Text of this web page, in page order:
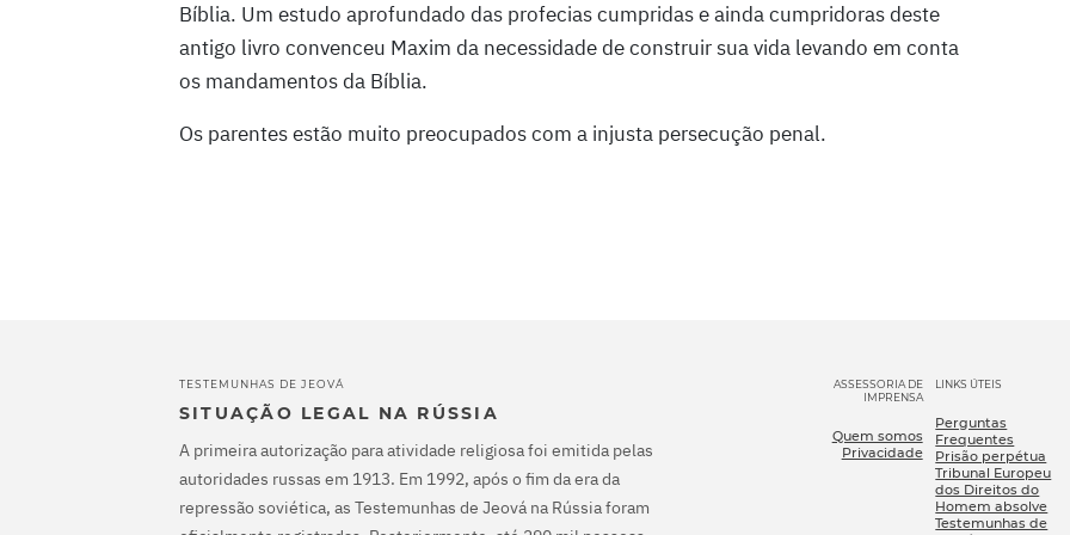
Bíblia. Um estudo aprofundado das profecias cumpridas e ainda cumpridoras deste
antigo livro convenceu Maxim da necessidade de construir sua vida levando em conta
os mandamentos da Bíblia.
Os parentes estão muito preocupados com a injusta persecução penal.
TESTEMUNHAS DE JEOVÁ
SITUAÇÃO LEGAL NA RÚSSIA
A primeira autorização para atividade religiosa foi emitida pelas
autoridades russas em 1913. Em 1992, após o fim da era da
repressão soviética, as Testemunhas de Jeová na Rússia foram
ASSESSORIA DE
IMPRENSA
Quem somos
Privacidade
LINKS ÚTEIS
Perguntas
Frequentes
Prisão perpétua
Tribunal Europeu
dos Direitos do
Homem absolve
Testemunhas de